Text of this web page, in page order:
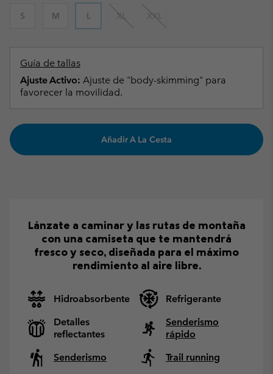
S M L XL XXL
Guía de tallas
Ajuste Activo: Ajuste de "body-skimming" para
favorecer la movilidad.
Añadir A La Cesta
Lánzate a caminar y las rutas de montaña
con una camiseta que te mantendrá
fresco y seco, diseñada para el máximo
rendimiento al aire libre.
Hidroabsorbente
Refrigerante
Detalles
reflectantes
Senderismo
rápido
Senderismo
Trail running